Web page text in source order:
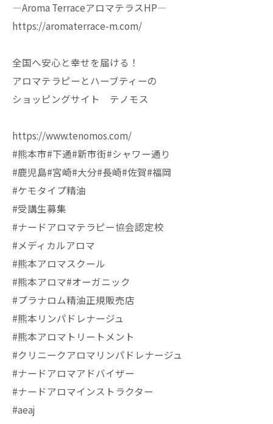
—Aroma TerraceアロマテラスHP—
https://aromaterrace-m.com/
全国へ安心と幸せを届ける！
アロマテラピーとハーブティーの
ショッピングサイト テノモス
https://www.tenomos.com/
#熊本市#下通#新市街#シャワー通り
#鹿児島#宮崎#大分#長崎#佐賀#福岡
#ケモタイプ精油
#受講生募集
#ナードアロマテラピー協会認定校
#メディカルアロマ
#熊本アロマスクール
#熊本アロマ#オーガニック
#プラナロム精油正規販売店
#熊本リンパドレナージュ
#熊本アロマトリートメント
#クリニークアロマリンパドレナージュ
#ナードアロマアドバイザー
#ナードアロマインストラクター
#aeaj